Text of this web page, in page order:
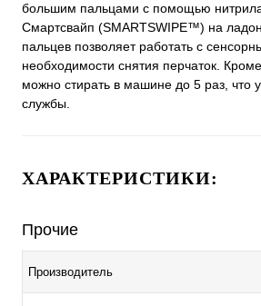
большим пальцами с помощью
Смартсвайп (SMARTSWIPE™) на
пальцев позволяет работать с
необходимости снятия перчаток.
можно стирать в машине до 5 раз, что
службы.
ХАРАКТЕРИСТИКИ:
Прочие
Производитель